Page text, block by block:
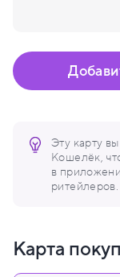
Эту карту
Кошелёк,
в
ритейлеров.
Карта